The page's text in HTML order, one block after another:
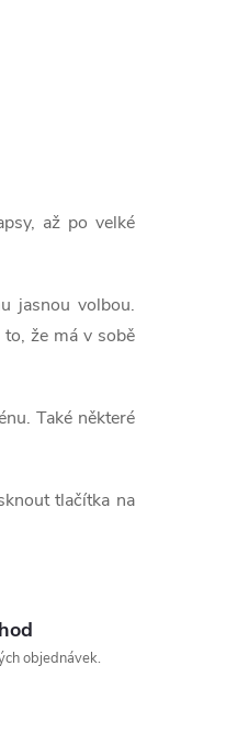
až po velké
jasnou volbou.
že má v sobě
Také některé
tlačítka na
objednávek.